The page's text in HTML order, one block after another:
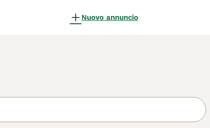
Nuovo annuncio